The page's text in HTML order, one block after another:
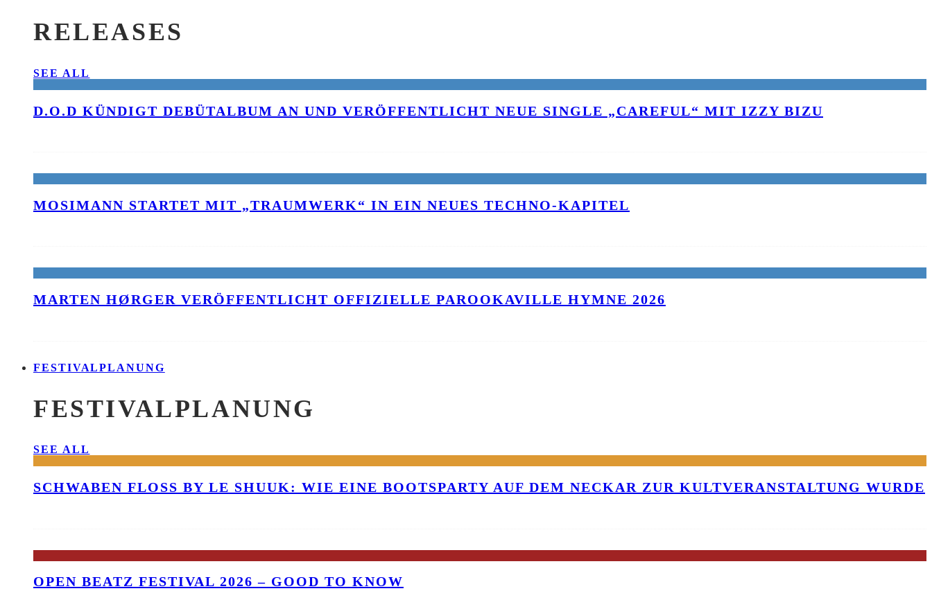
RELEASES
SEE ALL
D.O.D KÜNDIGT DEBÜTALBUM AN UND VERÖFFENTLICHT NEUE SINGLE „CAREFUL“ MIT IZZY BIZU
MOSIMANN STARTET MIT „TRAUMWERK“ IN EIN NEUES TECHNO-KAPITEL
MARTEN HØRGER VERÖFFENTLICHT OFFIZIELLE PAROOKAVILLE HYMNE 2026
FESTIVALPLANUNG
FESTIVALPLANUNG
SEE ALL
SCHWABEN FLOSS BY LE SHUUK: WIE EINE BOOTSPARTY AUF DEM NECKAR ZUR KULTVERANSTALTUNG WURDE
OPEN BEATZ FESTIVAL 2026 – GOOD TO KNOW